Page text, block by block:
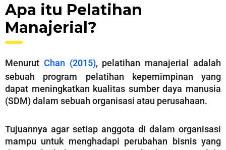
Apa itu Pelatihan
Manajerial?
Menurut Chan (2015), pelatihan manajerial adalah
sebuah program pelatihan kepemimpinan yang
dapat meningkatkan kualitas sumber daya manusia
(SDM) dalam sebuah organisasi atau perusahaan.
Tujuannya agar setiap anggota di dalam organisasi
mampu untuk menghadapi perubahan bisnis yang